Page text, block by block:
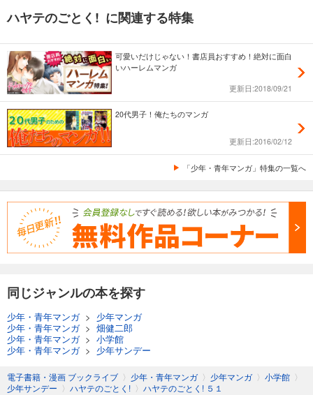
ハヤテのごとく! に関連する特集
可愛いだけじゃない！書店員おすすめ！絶対に面白
いハーレムマンガ
更新日:2018/09/21
20代男子！俺たちのマンガ
更新日:2016/02/12
「少年・青年マンガ」特集の一覧へ
同じジャンルの本を探す
少年・青年マンガ> 少年マンガ
少年・青年マンガ> 畑健二郎
少年・青年マンガ> 小学館
少年・青年マンガ> 少年サンデー
電子書籍・漫画 ブックライブ 〉 少年・青年マンガ 〉 少年マンガ 〉 小学館 〉
少年サンデー 〉 ハヤテのごとく! 〉 ハヤテのごとく! ５１